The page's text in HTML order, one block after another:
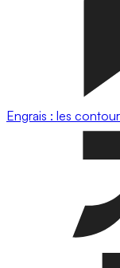
Engrais : les